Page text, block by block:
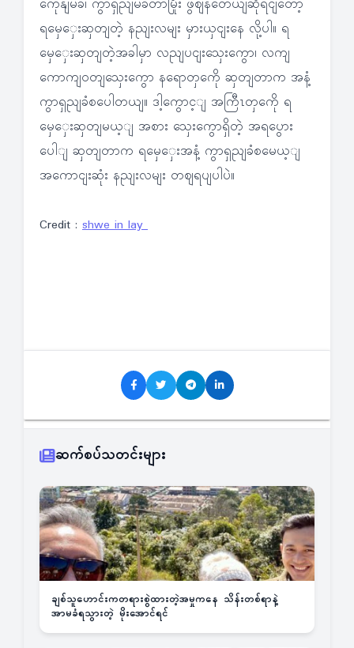
ကေုနျမခံ၊ ကွာရှညျမခံတာမြိုး ဖွဈနတေယျဆိုရငျတော့
ရမှေှေးဆှတျတဲ့ နညျးလမျး မှားယှငျးနေ လို့ပါ။ ရ
မှေှေးဆှတျတဲ့အခါမှာ လညျပငျးသှေးကွော၊ လကျ
ကောကျဝတျသှေးကွော နရောတှကေို ဆှတျတာက အနံ့
ကွာရှညျခံစပေါတယျ။ ဒါ့ကွောင့ျ အကြီၤတှကေို ရ
မှေှေးဆှတျမယ့ျ အစား သှေးကွောရှိတဲ့ အရပွေား
ပေါျ ဆှတျတာက ရမှေှေးအနံ့ ကွာရှညျခံစမေယ့ျ
အကောငျးဆုံး နညျးလမျး တဈရပျပါပဲ။
Credit : shwe in lay
ဆက်စပ်သတင်းများ
ချစ်သူဟောင်းကတရားစွဲထားတဲ့အမှုကနေ သိန်းတစ်ရာနဲ့
အာမခံရသွားတဲ့ မိုးအောင်ရင်